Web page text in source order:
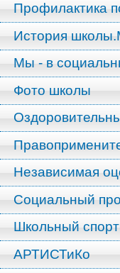
Профилактика
История
Мы - в
Фото школы
Независимая
Социальный
Школьный
АРТИСТиКо